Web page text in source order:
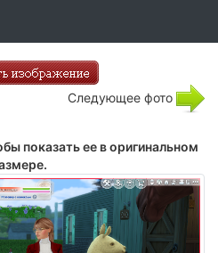
Следующее фото
показать ее в оригинальном